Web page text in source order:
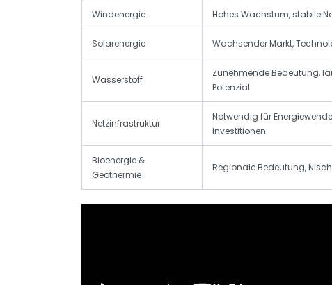
Windenergie Hohes Wachstum, stabile
Solarenergie Wachsender Markt,
Wasserstoff
Zunehmende Bedeutung,
Potenzial
Netzinfrastruktur
Notwendig für
Investitionen
Bioenergie &
Geothermie
Regionale Bedeutung,